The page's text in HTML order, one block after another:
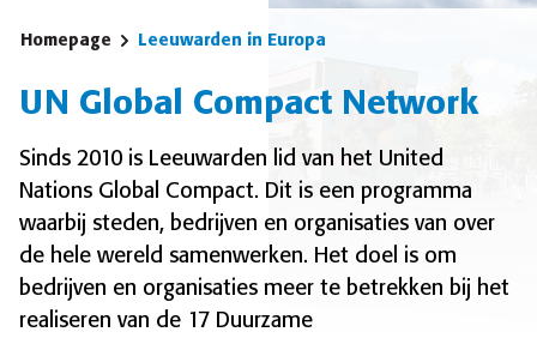
Homepage Leeuwarden in Europa
UN Global Compact Network
Sinds 2010 is Leeuwarden lid van het United
Nations Global Compact. Dit is een programma
waarbij steden, bedrijven en organisaties van over
de hele wereld samenwerken. Het doel is om
bedrijven en organisaties meer te betrekken bij het
realiseren van de 17 Duurzame